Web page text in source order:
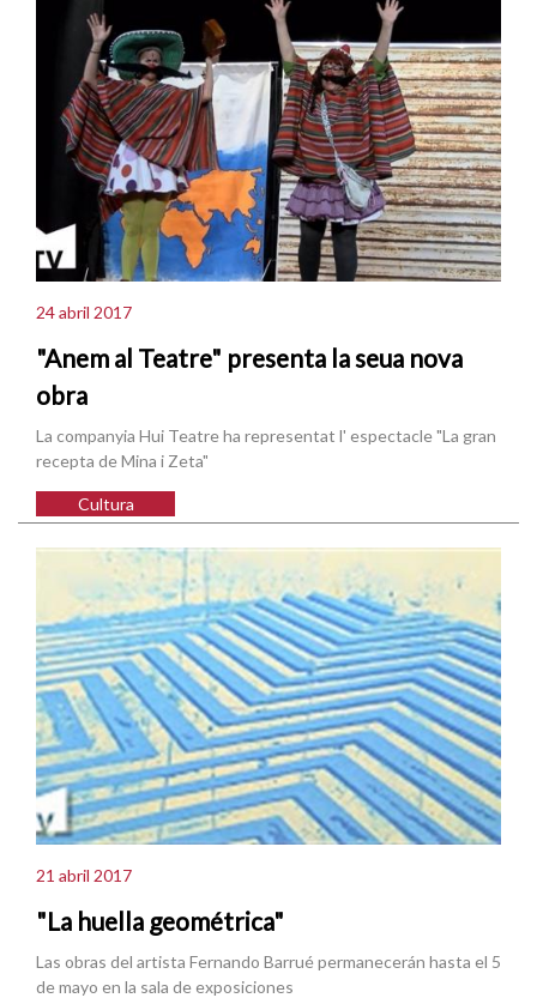
24 abril 2017
"Anem al Teatre" presenta la seua nova
obra
La companyia Hui Teatre ha representat l' espectacle "La gran
recepta de Mina i Zeta"
Cultura
21 abril 2017
"La huella geométrica"
Las obras del artista Fernando Barrué permanecerán hasta el 5
de mayo en la sala de exposiciones